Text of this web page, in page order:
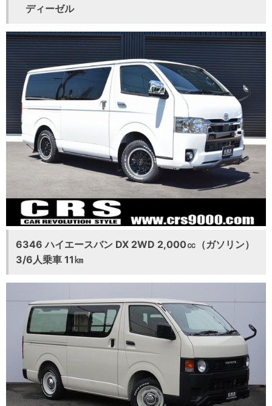
ディーゼル
6346 ハイエースバン DX 2WD 2,000㏄（ガソリン）
3/6人乗車 11㎞